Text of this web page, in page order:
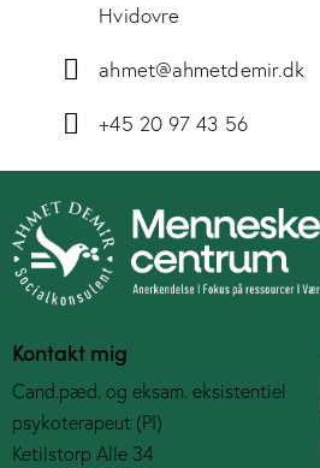
Hvidovre
ahmet@ahmetdemir.dk
+45 20 97 43 56
Kontakt mig
Cand.pæd. og eksam. eksistentiel
psykoterapeut (PI)
Ketilstorp Alle 34